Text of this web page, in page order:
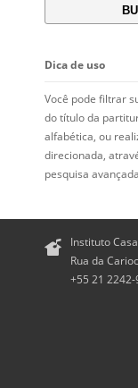
Dica de uso
Você pode filtrar
do título da
alfabética, ou
direcionada,
pesquisa
Instituto
Rua da
+55 21